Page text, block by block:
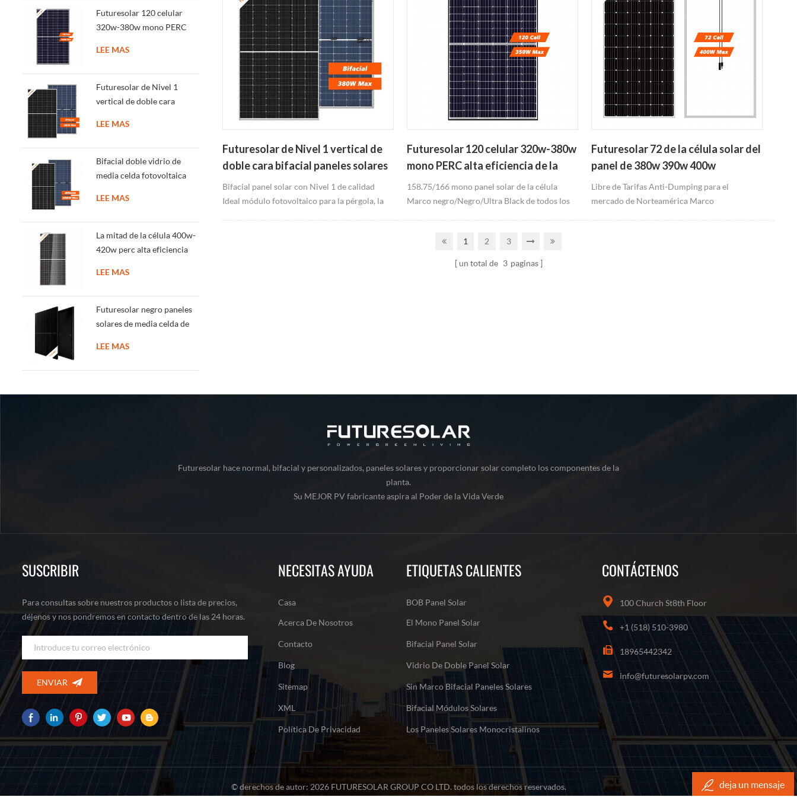
Futuresolar de Nivel 1 vertical de
doble cara bifacial paneles solares
350W-380W
Bifacial panel solar con Nivel 1 de calidad
Ideal módulo fotovoltaico para la pérgola, la
Futuresolar 120 celular 320w-380w
mono PERC alta eficiencia de la
célula solar de panel
158.75/166 mono panel solar de la célula
Marco negro/Negro/Ultra Black de todos los
para el mercado de Norteamérica
Futuresolar 72 de la célula solar del
panel de 380w 390w 400w
Libre de Tarifas Anti-Dumping para el
mercado de Norteamérica Marco
1
2 3
un total de 3 paginas
Futuresolar 120 celular
320w-380w mono PERC
solar de panel
LEE MAS
Futuresolar de Nivel 1
vertical de doble cara
350W-380W
LEE MAS
Bifacial doble vidrio de
media celda fotovoltaica
LEE MAS
La mitad de la célula 400w-
420w perc alta eficiencia
antidumping impuestos
LEE MAS
Futuresolar negro paneles
solares de media celda de
solar cristalino
LEE MAS
Futuresolar hace normal, bifacial y personalizados, paneles solares y proporcionar solar completo los componentes de la
planta.
Su MEJOR PV fabricante aspira al Poder de la Vida Verde
SUSCRIBIR
Para consultas sobre nuestros productos o lista de precios,
déjenos y nos pondremos en contacto dentro de las 24 horas.
NECESITAS AYUDA
Casa
Acerca De Nosotros
Contacto
Blog
Sitemap
XML
Política De Privacidad
ETIQUETAS CALIENTES
BOB Panel Solar
El Mono Panel Solar
Bifacial Panel Solar
Vidrio De Doble Panel Solar
Sin Marco Bifacial Paneles Solares
Bifacial Módulos Solares
Los Paneles Solares Monocristalinos
CONTÁCTENOS
100 Church St8th Floor
+1 (518) 510-3980
18965442342
info@futuresolarpv.com
© derechos de autor: 2026 FUTURESOLAR GROUP CO LTD. todos los derechos reservados. deja un mensaje